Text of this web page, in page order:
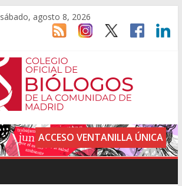
sábado, agosto 8, 2026
ACCESO VENTANILLA ÚNICA